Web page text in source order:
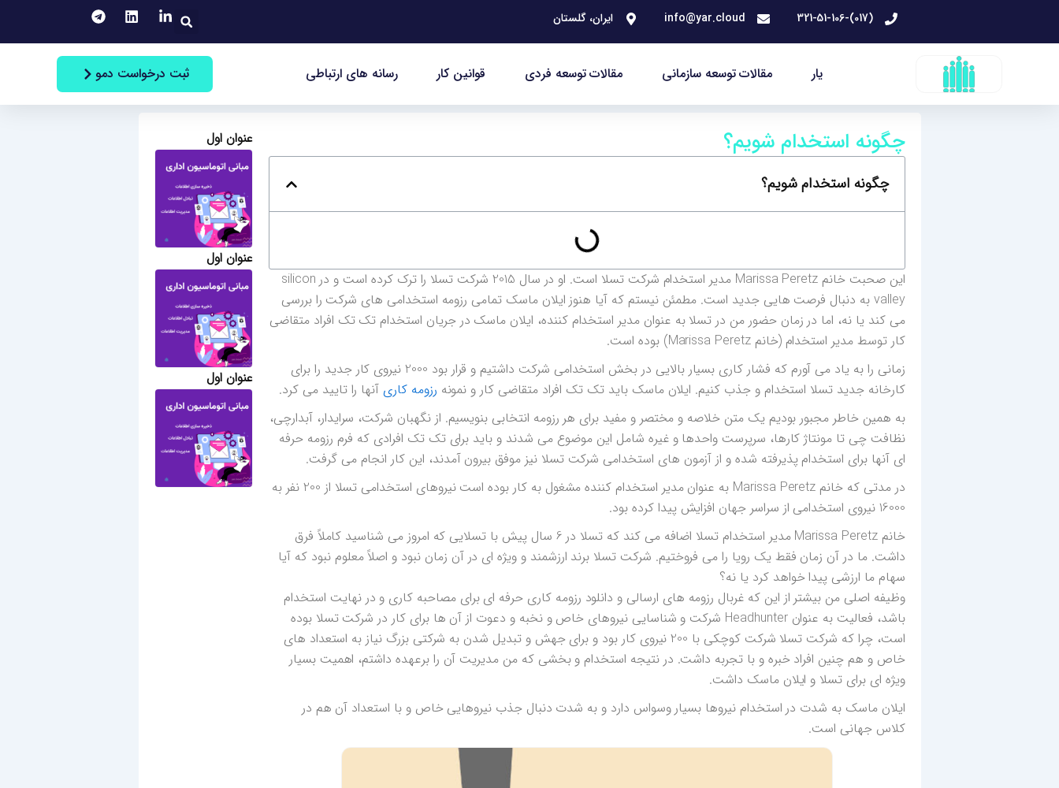
محتوا
(017)-321-51-106
info@yar.cloud ایران، گلستان جستجو
یار مقالات توسعه سازمانی مقالات توسعه فردی قوانین کار رسانه های ارتباطی ثبت درخواست دمو
چگونه استخدام شویم؟
چگونه استخدام شویم؟
این صحبت خانم Marissa Peretz مدیر استخدام شرکت تسلا است. او در سال 2015 شرکت تسلا را ترک کرده است و در silicon
valley به دنبال فرصت هایی جدید است. مطمئن نیستم که آیا هنوز ایلان ماسک تمامی رزومه استخدامی های شرکت را بررسی
می کند یا نه، اما در زمان حضور من در تسلا به عنوان مدیر استخدام کننده، ایلان ماسک در جریان استخدام تک تک افراد متقاضی
کار توسط مدیر استخدام (خانم Marissa Peretz) بوده است.
زمانی را به یاد می آورم که فشار کاری بسیار بالایی در بخش استخدامی شرکت داشتیم و قرار بود 2000 نیروی کار جدید را برای
کارخانه جدید تسلا استخدام و جذب کنیم. ایلان ماسک باید تک تک افراد متقاضی کار و نمونه رزومه کاریآنها را تایید می کرد.
به همین خاطر مجبور بودیم یک متن خلاصه و مختصر و مفید برای هر رزومه انتخابی بنویسیم. از نگهبان شرکت، سرایدار، آبدارچی،
نظافت چی تا مونتاژ کارها، سرپرست واحدها و غیره شامل این موضوع می شدند و باید برای تک تک افرادی که فرم رزومه حرفه
ای آنها برای استخدام پذیرفته شده و از آزمون های استخدامی شرکت تسلا نیز موفق بیرون آمدند، این کار انجام می گرفت.
در مدتی که خانم Marissa Peretz به عنوان مدیر استخدام کننده مشغول به کار بوده است نیروهای استخدامی تسلا از 200 نفر به
16000 نیروی استخدامی از سراسر جهان افزایش پیدا کرده بود.
خانم Marissa Peretz مدیر استخدام تسلا اضافه می کند که تسلا در 6 سال پیش با تسلایی که امروز می شناسید کاملاً فرق
داشت. ما در آن زمان فقط یک رویا را می فروختیم. شرکت تسلا برند ارزشمند و ویژه ای در آن زمان نبود و اصلاً معلوم نبود که آیا
سهام ما ارزشی پیدا خواهد کرد یا نه؟
وظیفه اصلی من بیشتر از این که غربال رزومه های ارسالی و دانلود رزومه کاری حرفه ای برای مصاحبه کاری و در نهایت استخدام
باشد، فعالیت به عنوان Headhunter شرکت و شناسایی نیروهای خاص و نخبه و دعوت از آن ها برای کار در شرکت تسلا بوده
است، چرا که شرکت تسلا شرکت کوچکی با 200 نیروی کار بود و برای جهش و تبدیل شدن به شرکتی بزرگ نیاز به استعداد های
خاص و هم چنین افراد خبره و با تجربه داشت. در نتیجه استخدام و بخشی که من مدیریت آن را برعهده داشتم، اهمیت بسیار
ویژه ای برای تسلا و ایلان ماسک داشت.
ایلان ماسک به شدت در استخدام نیروها بسیار وسواس دارد و به شدت دنبال جذب نیروهایی خاص و با استعداد آن هم در
کلاس جهانی است.
عنوان اول
عنوان اول
عنوان اول